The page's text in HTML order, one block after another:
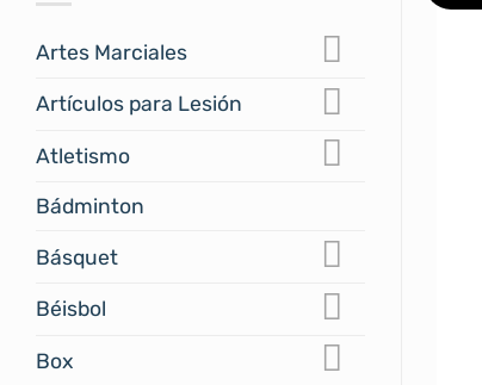
Artes Marciales
Artículos para Lesión
Atletismo
Bádminton
Básquet
Béisbol
Box